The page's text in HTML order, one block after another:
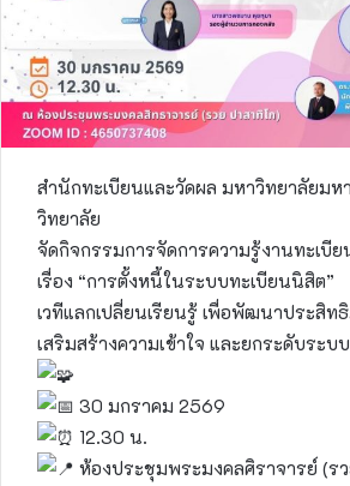
สำนักทะเบียนและวัดผล มหาวิทยาลัยม
วิทยาลัย
จัดกิจกรรมการจัดการความรู้งานทะเบีย
เรื่อง “การตั้งหนี้ในระบบทะเบียนนิสิต”
เวทีแลกเปลี่ยนเรียนรู้ เพื่อพัฒนาประสิท
เสริมสร้างความเข้าใจ และยกระดับระบ
30 มกราคม 2569
12.30 น.
ห้องประชุมพระมงคลศิราจารย์ (ร